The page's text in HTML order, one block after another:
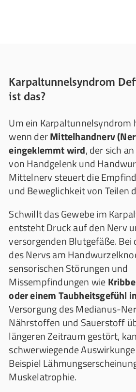
Karpaltunnelsyndrom
ist das?
Um ein Karpaltunnelsyndrom
wenn derMittelhandnerv
eingeklemmt wird, der sich
von Handgelenk und
Mittelnerv steuert die
und Beweglichkeit von Teilen
Schwillt das Gewebe im
entsteht Druck auf den Nerv
versorgenden Blutgefäße. Bei
des Nervs am
sensorischen Störungen und
Missempfindungen wie
oder einem Taubheitsgefühl
Versorgung des Medianus-
Nährstoffen und Sauerstoff
längeren Zeitraum gestört,
schwerwiegende
Beispiel
Muskelatrophie.